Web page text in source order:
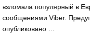
взломала популярный в
сообщениями Viber.
опубликовано …